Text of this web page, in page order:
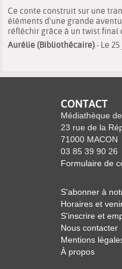
Ce conte construit sur une
éléments d'une grande
réfléchir grâce à un twist final
Aurélie (Bibliothécaire)- Le
CONTACT
Médiathèque
23 rue de la
71000 MACON
03 85 39 90 26
Formulaire de
S'abonner à
Horaires et
S'inscrire et
Nous contacter
Mentions
À propos